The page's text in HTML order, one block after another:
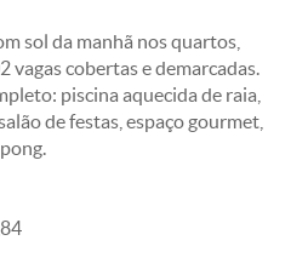
sol da manhã nos quartos,
vagas cobertas e demarcadas.
piscina aquecida de raia,
de festas, espaço gourmet,